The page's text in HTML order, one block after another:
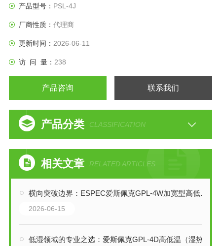
产品型号： PSL-4J
厂商性质： 代理商
更新时间： 2026-06-11
访 问 量： 238
产品咨询 联系我们
产品分类 CLASSIFICATION
相关文章 RELATED ARTICLES
横向突破边界：ESPEC爱斯佩克GPL-4W加宽型高低温（湿热）试验箱技术全解析
2026-06-15
低湿领域的专业之选：爱斯佩克GPL-4D高低温（湿热）试验箱全解析